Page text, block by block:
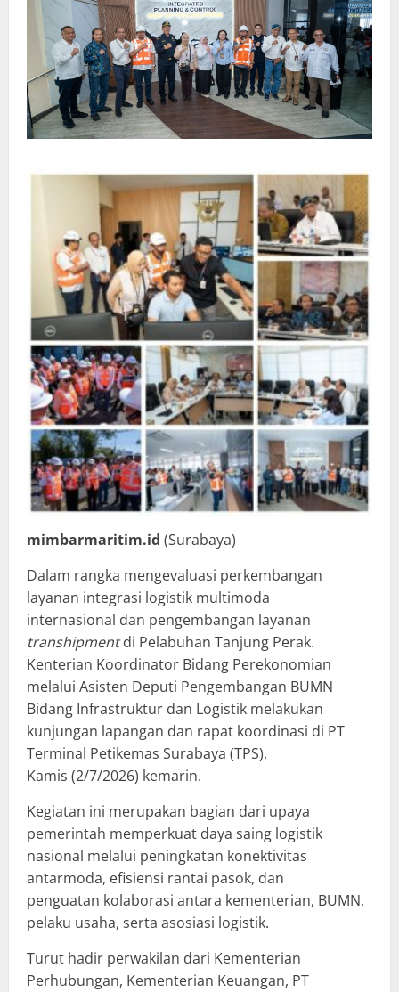
mimbarmaritim.id (Surabaya)
Dalam rangka mengevaluasi perkembangan
layanan integrasi logistik multimoda
internasional dan pengembangan layanan
transhipmentdi Pelabuhan Tanjung Perak.
Kenterian Koordinator Bidang Perekonomian
melalui Asisten Deputi Pengembangan BUMN
Bidang Infrastruktur dan Logistik melakukan
kunjungan lapangan dan rapat koordinasi di PT
Terminal Petikemas Surabaya (TPS),
Kamis (2/7/2026) kemarin.
Kegiatan ini merupakan bagian dari upaya
pemerintah memperkuat daya saing logistik
nasional melalui peningkatan konektivitas
antarmoda, efisiensi rantai pasok, dan
penguatan kolaborasi antara kementerian, BUMN,
pelaku usaha, serta asosiasi logistik.
Turut hadir perwakilan dari Kementerian
Perhubungan, Kementerian Keuangan, PT